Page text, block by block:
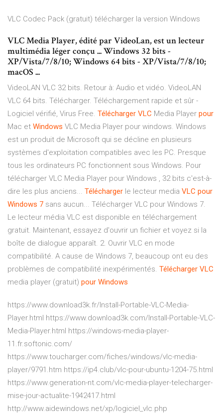
VLC Codec Pack (gratuit) télécharger la version Windows
VLC Media Player, édité par VideoLan, est un lecteur
multimédia léger conçu ... Windows 32 bits -
XP/Vista/7/8/10; Windows 64 bits - XP/Vista/7/8/10;
macOS ...
VideoLAN VLC 32 bits. Retour à: Audio et vidéo. VideoLAN
VLC 64 bits. Télécharger. Téléchargement rapide et sûr -
Logiciel vérifié, Virus Free. Télécharger VLC Media Player pour
Mac et Windows VLC Media Player pour windows. Windows
est un produit de Microsoft qui se décline en plusieurs
systèmes d'exploitation compatibles avec les PC. Presque
tous les ordinateurs PC fonctionnent sous Windows. Pour
télécharger VLC Media Player pour Windows , 32 bits c'est-à-
dire les plus anciens... Télécharger le lecteur media VLC pour
Windows 7 sans aucun... Télécharger VLC pour Windows 7.
Le lecteur média VLC est disponible en téléchargement
gratuit. Maintenant, essayez d'ouvrir un fichier et voyez si la
boîte de dialogue apparaît. 2. Ouvrir VLC en mode
compatibilité. A cause de Windows 7, beaucoup ont eu des
problèmes de compatibilité inexpérimentés. Télécharger VLC
media player (gratuit) pour Windows
https://www.download3k.fr/Install-Portable-VLC-Media-
Player.html https://www.download3k.com/Install-Portable-VLC-
Media-Player.html https://windows-media-player-
11.fr.softonic.com/
https://www.toucharger.com/fiches/windows/vlc-media-
player/9791.htm https://ip4.club/vlc-pour-ubuntu-1204-75.html
https://www.generation-nt.com/vlc-media-player-telecharger-
mise-jour-actualite-1942417.html
http://www.aidewindows.net/xp/logiciel_vlc.php